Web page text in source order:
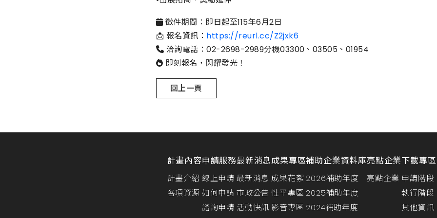
📅 徵件期間：即日起至115年6月2日
📩 報名資訊： https://reurl.cc/Z2jxk6
📞 洽詢電話：02-2698-2989分機03300、03505、01954
🔥 即刻報名，閃耀發光！
回上一頁
計畫內容
計畫介紹
各項資源
申請服務
線上申請
如何申請
諮詢申請
最新消息
最新消息
市政公告
活動快訊
成果專區
成果花絮
性平專區
影音專區
補助企業資料庫
2026補助年度
2025補助年度
2024補助年度
亮點企業
亮點企業
下載專區
申請階段
執行階段
其他資訊